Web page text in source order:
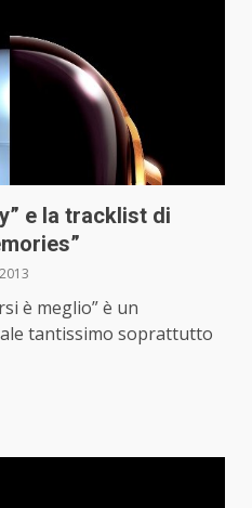
e la tracklist di
è meglio” è un
tantissimo soprattutto